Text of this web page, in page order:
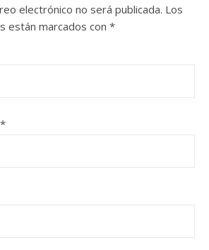
electrónico no será publicada. Los
están marcados con *
*